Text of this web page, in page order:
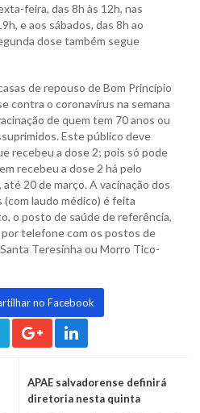
feira, das 8h às 12h, nas
e aos sábados, das 8h ao
dose também segue
de repouso de Bom Princípio
contra o coronavírus na semana
de quem tem 70 anos ou
Este público deve
recebeu a dose 2; pois só pode
recebeu a dose 2 há pelo
20 de março. A vacinação dos
laudo médico) é feita
o posto de saúde de referência,
telefone com os postos de
Teresinha ou Morro Tico-
no Facebook
APAE salvadorense definirá
diretoria nesta quinta